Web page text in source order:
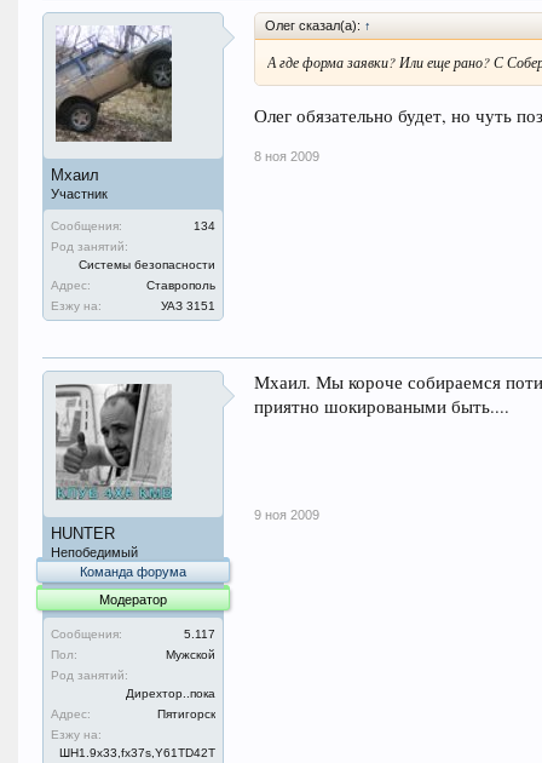
Мхаил
Участник
Сообщения:
134
Род занятий:
Системы безопасности
Адрес:
Ставрополь
Езжу на:
УАЗ 3151
Олег сказал(а): ↑
А где форма заявки? Или еще рано? С
Олег обязательно будет, но чуть
8 ноя 2009
HUNTER
Непобедимый
Команда форума
Модератор
Сообщения:
5.117
Пол:
Мужской
Род занятий:
Дирехтор..пока
Адрес:
Пятигорск
Езжу на:
ШН1.9x33,fx37s,Y61TD42T
Мхаил. Мы короче собираемся
приятно шокироваными быть....
9 ноя 2009